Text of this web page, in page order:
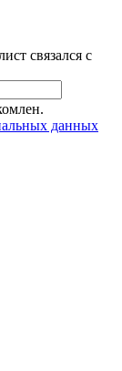
связался с
данных